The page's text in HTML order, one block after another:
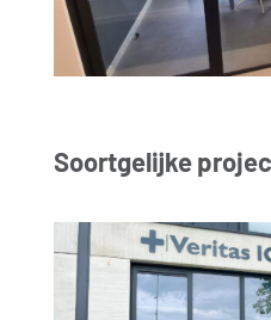
Soortgelijke